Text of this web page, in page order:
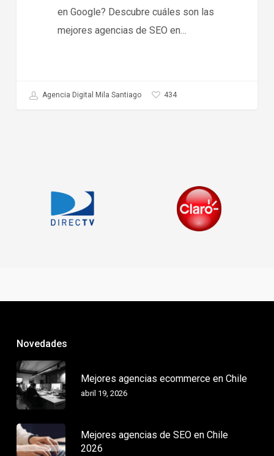
en Google? Descubre cuáles son las
mejores agencias de SEO en…
Agencia Digital Mila Santiago 434
Novedades
Mejores agencias ecommerce en Chile
abril 19, 2026
Mejores agencias de SEO en Chile
2026